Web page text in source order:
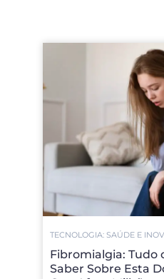
TECNOLOGIA: SAÚDE E
Fibromialgia: Tudo
Saber Sobre Esta